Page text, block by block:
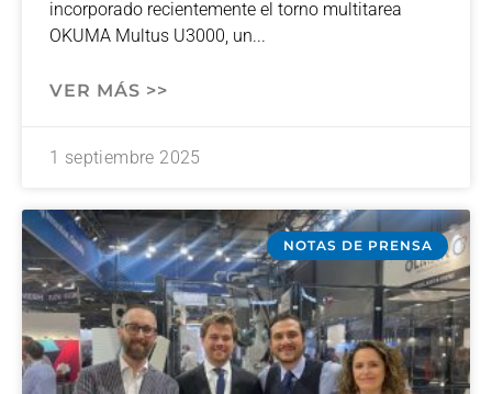
incorporado recientemente el torno multitarea
OKUMA Multus U3000, un
VER MÁS >>
1 septiembre 2025
NOTAS DE PRENSA